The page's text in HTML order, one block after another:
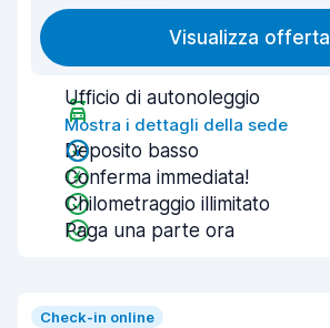
Visualizza offerta
Ufficio di autonoleggio
Mostra i dettagli della sede
Deposito basso
Conferma immediata!
Chilometraggio illimitato
Paga una parte ora
Check-in online